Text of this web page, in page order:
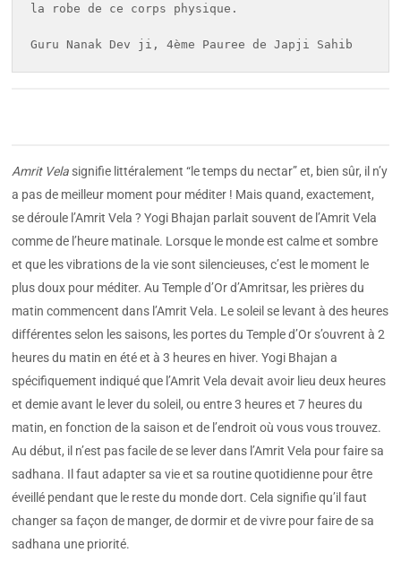
la robe de ce corps physique.
Guru Nanak Dev ji, 4ème Pauree de Japji Sahib
Amrit Vela signifie littéralement “le temps du nectar” et, bien sûr, il n’y
a pas de meilleur moment pour méditer ! Mais quand, exactement,
se déroule l’Amrit Vela ? Yogi Bhajan parlait souvent de l’Amrit Vela
comme de l’heure matinale. Lorsque le monde est calme et sombre
et que les vibrations de la vie sont silencieuses, c’est le moment le
plus doux pour méditer. Au Temple d’Or d’Amritsar, les prières du
matin commencent dans l’Amrit Vela. Le soleil se levant à des heures
différentes selon les saisons, les portes du Temple d’Or s’ouvrent à 2
heures du matin en été et à 3 heures en hiver. Yogi Bhajan a
spécifiquement indiqué que l’Amrit Vela devait avoir lieu deux heures
et demie avant le lever du soleil, ou entre 3 heures et 7 heures du
matin, en fonction de la saison et de l’endroit où vous vous trouvez.
Au début, il n’est pas facile de se lever dans l’Amrit Vela pour faire sa
sadhana. Il faut adapter sa vie et sa routine quotidienne pour être
éveillé pendant que le reste du monde dort. Cela signifie qu’il faut
changer sa façon de manger, de dormir et de vivre pour faire de sa
sadhana une priorité.